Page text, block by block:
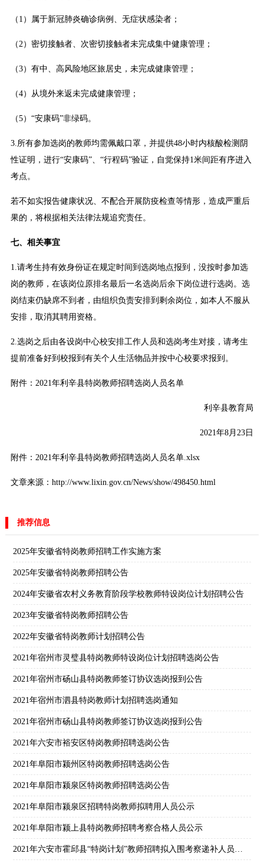
（1）属于新冠肺炎确诊病例、无症状感染者；
（2）密切接触者、次密切接触者未完成集中健康管理；
（3）有中、高风险地区旅居史，未完成健康管理；
（4）从境外来返未完成健康管理；
（5）“安康码”非绿码。
3.所有参加选岗的教师均需佩戴口罩，并提供48小时内核酸检测阴
性证明，进行“安康码”、“行程码”验证，自觉保持1米间距有序进入
考点。
若不如实报告健康状况、不配合开展防疫检查等情形，造成严重后
果的，将根据相关法律法规追究责任。
七、相关事宜
1.请考生持有效身份证在规定时间到选岗地点报到，没按时参加选
岗的教师，在该岗位原排名最后一名选岗后余下岗位进行选岗。选
岗结束仍缺席不到者，由组织负责安排到剩余岗位，如本人不服从
安排，取消其聘用资格。
2.选岗之后由各设岗中心校安排工作人员和选岗考生对接，请考生
提前准备好到校报到有关个人生活物品并按中心校要求报到。
附件：2021年利辛县特岗教师招聘选岗人员名单
利辛县教育局
2021年8月23日
附件： 2021年利辛县特岗教师招聘选岗人员名单.xlsx
文章来源：http://www.lixin.gov.cn/News/show/498450.html
推荐信息
2025年安徽省特岗教师招聘工作实施方案
2025年安徽省特岗教师招聘公告
2024年安徽省农村义务教育阶段学校教师特设岗位计划招聘公告
2023年安徽省特岗教师招聘公告
2022年安徽省特岗教师计划招聘公告
2021年宿州市灵璧县特岗教师特设岗位计划招聘选岗公告
2021年宿州市砀山县特岗教师签订协议选岗报到公告
2021年宿州市泗县特岗教师计划招聘选岗通知
2021年宿州市砀山县特岗教师签订协议选岗报到公告
2021年六安市裕安区特岗教师招聘选岗公告
2021年阜阳市颍州区特岗教师招聘选岗公告
2021年阜阳市颍泉区特岗教师招聘选岗公告
2021年阜阳市颍泉区招聘特岗教师拟聘用人员公示
2021年阜阳市颍上县特岗教师招聘考察合格人员公示
2021年六安市霍邱县“特岗计划”教师招聘拟入围考察递补人员体检考察公告